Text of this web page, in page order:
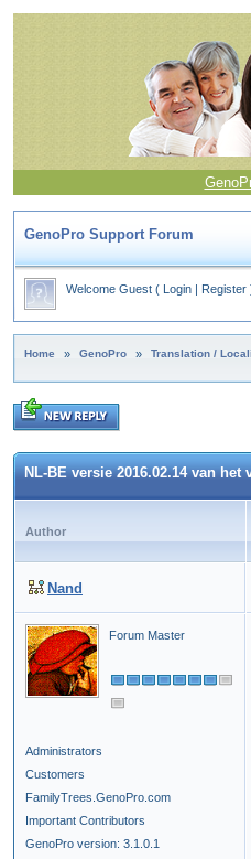
GenoPro Support Forum
Welcome Guest ( Login | Register
Home » GenoPro » Translation /
NL-BE versie 2016.02.14 van het
Author
Nand
Forum Master
Administrators
Customers
FamilyTrees.GenoPro.com
Important Contributors
GenoPro version: 3.1.0.1